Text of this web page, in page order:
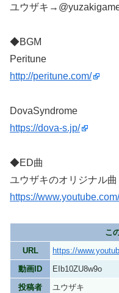
ユウザキ
◆BGM
Peritune
http://peritune.com/
DovaSyndrome
https://dova-s.jp/
◆ED曲
ユウザキのオリジナル曲
https://
こ
URL
https://
動画ID
EIb10ZU8w9o
投稿者
ユウザキ